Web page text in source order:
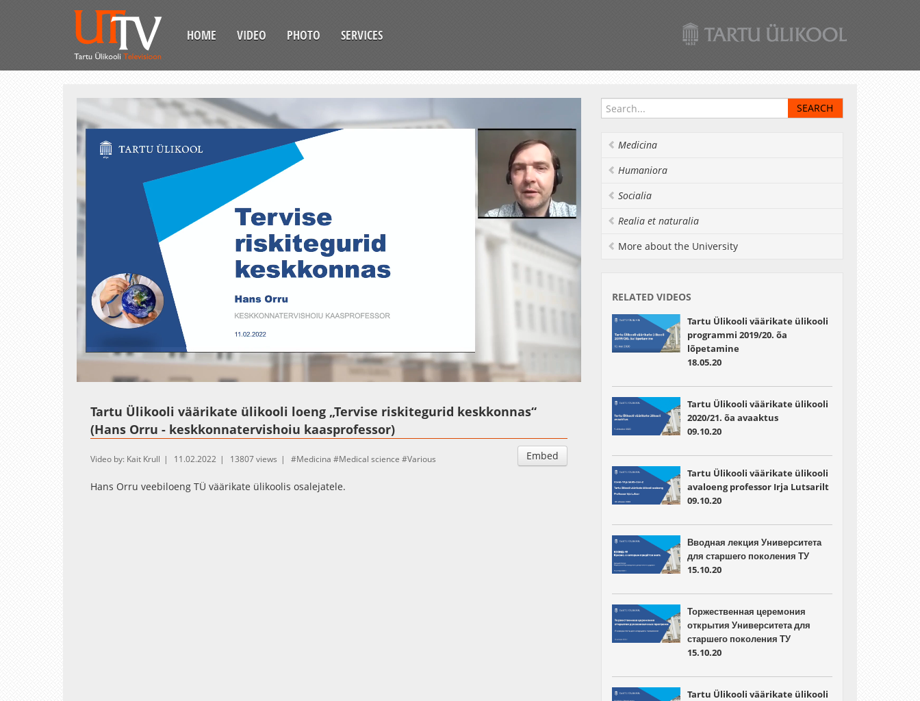
HOME VIDEO PHOTO SERVICES
Unmute Esituskiirused
Auto
Tartu Ülikooli väärikate ülikooli loeng „Tervise riskitegurid keskkonnas“
(Hans Orru - keskkonnatervishoiu kaasprofessor)
Embed
Video by: Kait Krull 11.02.2022 13807 views Medicina Medical science Various
Hans Orru veebiloeng TÜ väärikate ülikoolis osalejatele.
Medicina
Humaniora
Socialia
Realia et naturalia
More about the University
RELATED VIDEOS
Tartu Ülikooli väärikate ülikooli
programmi 2019/20. õa
lõpetamine
18.05.20
Tartu Ülikooli väärikate ülikooli
2020/21. õa avaaktus
09.10.20
Tartu Ülikooli väärikate ülikooli
avaloeng professor Irja Lutsarilt
09.10.20
Вводная лекция Университета
для старшего поколения ТУ
15.10.20
Торжественная церемония
открытия Университета для
старшего поколения ТУ
15.10.20
Tartu Ülikooli väärikate ülikooli